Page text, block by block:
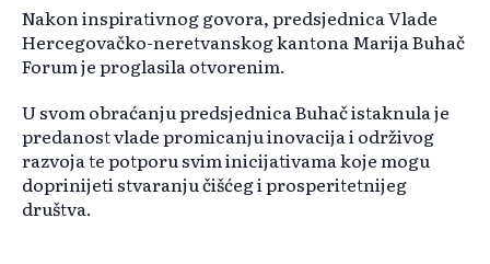
Nakon inspirativnog govora, predsjednica Vlade
Hercegovačko-neretvanskog kantona Marija Buhač
Forum je proglasila otvorenim.
U svom obraćanju predsjednica Buhač istaknula je
predanost vlade promicanju inovacija i održivog
razvoja te potporu svim inicijativama koje mogu
doprinijeti stvaranju čišćeg i prosperitetnijeg
društva.